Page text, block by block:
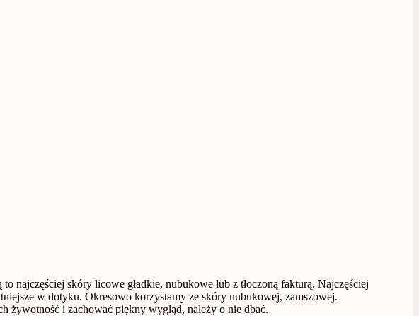
najczęściej skóry licowe gładkie, nubukowe lub z tłoczoną fakturą. Najczęściej
w dotyku. Okresowo korzystamy ze skóry nubukowej, zamszowej.
żywotność i zachować piękny wygląd, należy o nie dbać.